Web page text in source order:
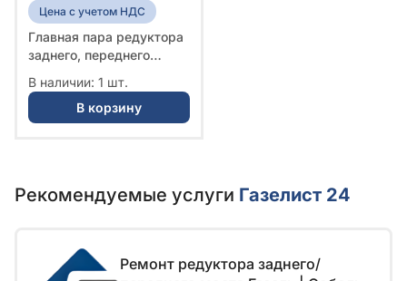
Цена с учетом НДС
Главная пара редуктора
заднего, переднего
Соболь 41x9 № 2217-
2402165-30 | G-PART
В наличии: 1 шт.
В корзину
Рекомендуемые услуги Газелист 24
Ремонт редуктора заднего/